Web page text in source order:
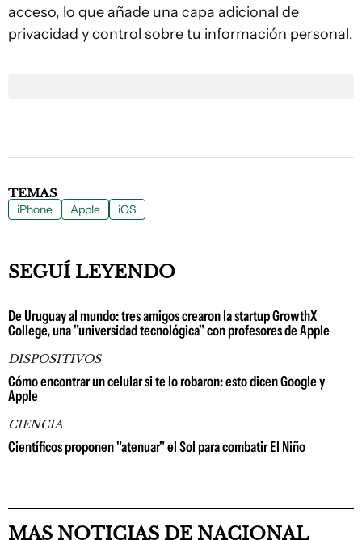
acceso, lo que añade una capa adicional de
privacidad y control sobre tu información personal.
TEMAS
iPhone Apple iOS
SEGUÍ LEYENDO
De Uruguay al mundo: tres amigos crearon la startup GrowthX
College, una "universidad tecnológica" con profesores de Apple
DISPOSITIVOS
Cómo encontrar un celular si te lo robaron: esto dicen Google y
Apple
CIENCIA
Científicos proponen "atenuar" el Sol para combatir El Niño
MAS NOTICIAS DE NACIONAL